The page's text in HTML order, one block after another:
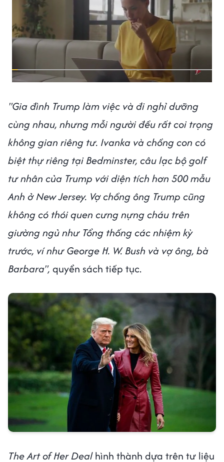
"Gia đình Trump làm việc và đi nghỉ dưỡng
cùng nhau, nhưng mỗi người đều rất coi trọng
không gian riêng tư. Ivanka và chồng con có
biệt thự riêng tại Bedminster, câu lạc bộ golf
tư nhân của Trump với diện tích hơn 500 mẫu
Anh ở New Jersey. Vợ chồng ông Trump cũng
không có thói quen cưng nựng cháu trên
giường ngủ như Tổng thống các nhiệm kỳ
trước, ví như George H. W. Bush và vợ ông, bà
Barbara", quyển sách tiếp tục.
The Art of Her Dealhình thành dựa trên tư liệu